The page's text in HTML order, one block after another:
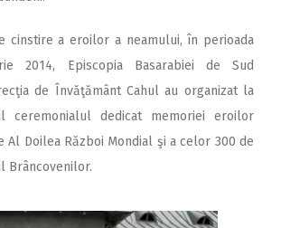
cinstire a eroilor a neamului, în perioada
2014, Episcopia Basarabiei de Sud
de Învăţământ Cahul au organizat la
ceremonialul dedicat memoriei eroilor
Al Doilea Război Mondial şi a celor 300 de
Brâncovenilor.